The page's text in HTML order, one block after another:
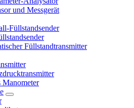
und Messgerät
Füllstandsender
Füllstandtransmitter
Manometer